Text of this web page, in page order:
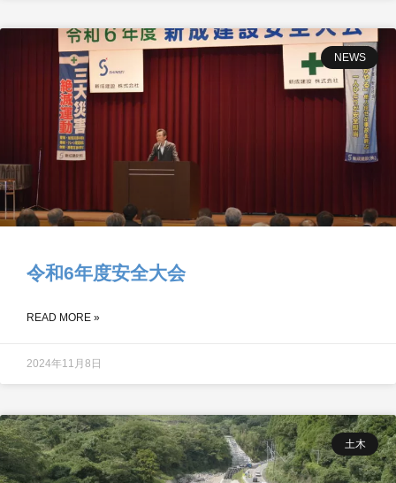
NEWS
令和6年度安全大会
READ MORE »
2024年11月8日
土木